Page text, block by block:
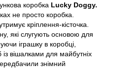
коробка Lucky Doggy.
не просто коробка.
кріплення-кісточка.
які слугують основою для
іграшку в коробці,
вішалками для майбутніх
знімний